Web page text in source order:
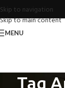
Skip to navigation
Skip to main content
MENU
Tag